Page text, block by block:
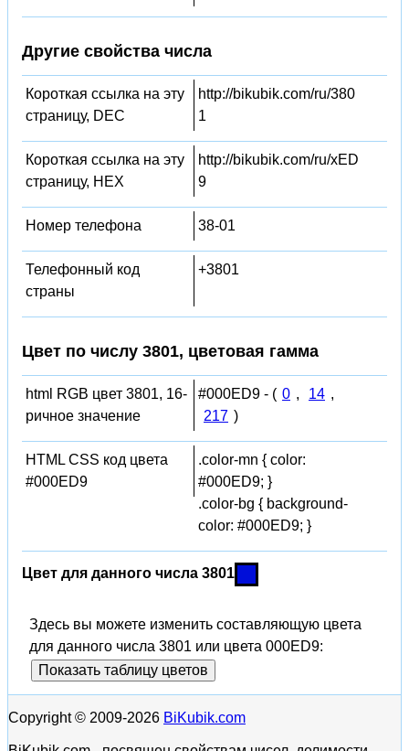
Другие свойства числа
Короткая ссылка на эту
страницу, DEC
http://bikubik.com/ru/380
1
Короткая ссылка на эту
страницу, HEX
http://bikubik.com/ru/xED
9
Номер телефона 38-01
Телефонный код
страны
+3801
Цвет по числу 3801, цветовая гамма
html RGB цвет 3801, 16-
ричное значение
#000ED9 - ( 0 , 14 ,
217 )
HTML CSS код цвета
#000ED9
.color-mn { color:
#000ED9; }
.color-bg { background-
color: #000ED9; }
Цвет для данного числа 3801
Здесь вы можете изменить составляющую цвета
для данного числа 3801 или цвета 000ED9:
Показать таблицу цветов
Copyright © 2009-2026 BiKubik.com